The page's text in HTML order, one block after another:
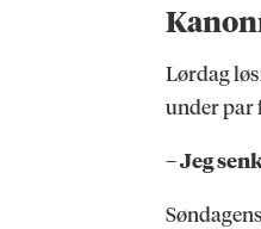
Lørdag
under par
– Jeg